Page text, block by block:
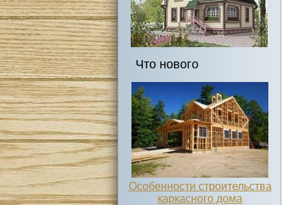
Что нового
Особенности строительства
каркасного дома